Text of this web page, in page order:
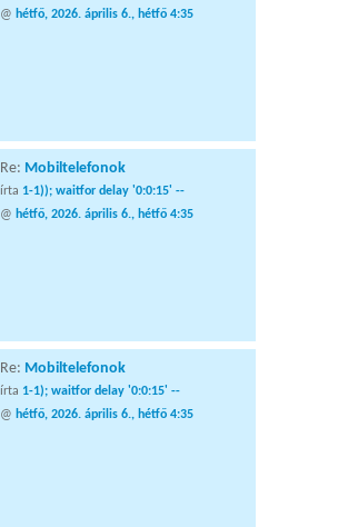
@ hétfő, 2026. április 6., hétfő 4:35
Re: Mobiltelefonok
írta 1-1)); waitfor delay '0:0:15' --
@ hétfő, 2026. április 6., hétfő 4:35
Re: Mobiltelefonok
írta 1-1); waitfor delay '0:0:15' --
@ hétfő, 2026. április 6., hétfő 4:35